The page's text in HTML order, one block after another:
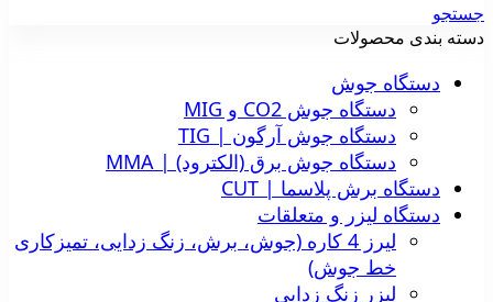
جستجو
دسته بندی محصولات
دستگاه جوش
دستگاه جوش CO2 و MIG
دستگاه جوش آرگون | TIG
دستگاه جوش برق (الکترود) | MMA
دستگاه برش پلاسما | CUT
دستگاه لیزر و متعلقات
لیرز 4 کاره (جوش، برش، زنگ زدایی، تمیزکاری
خط جوش)
لیزر زنگ زدایی